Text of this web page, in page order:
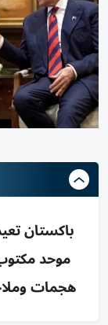
باكستان
موحد
هجمات